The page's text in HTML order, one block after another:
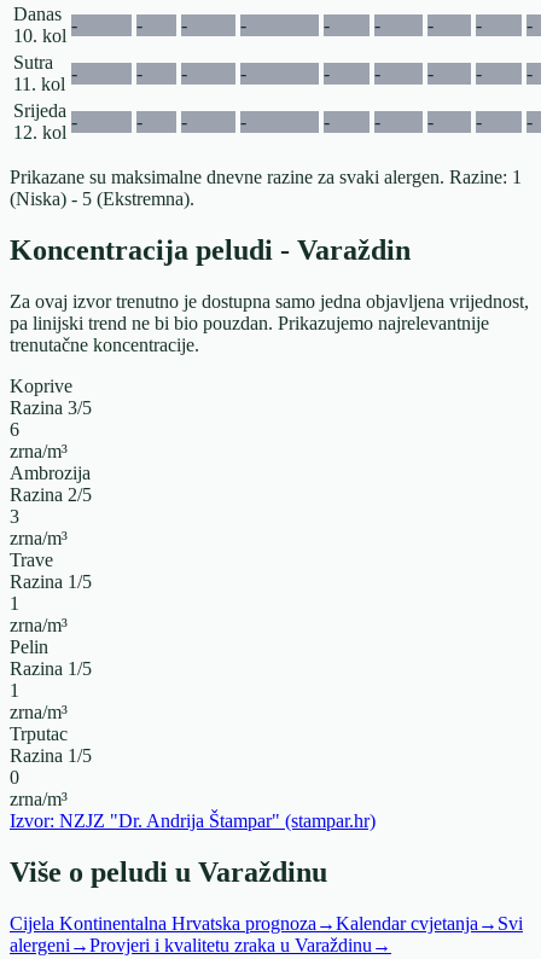
Danas
10. kol
- - - - - - - -
-
Sutra
11. kol
- - - - - - - -
-
Srijeda
12. kol
- - - - - - - - -
Prikazane su maksimalne dnevne razine za svaki alergen. Razine: 1
(Niska) - 5 (Ekstremna).
Koncentracija peludi - Varaždin
Za ovaj izvor trenutno je dostupna samo jedna objavljena vrijednost,
pa linijski trend ne bi bio pouzdan. Prikazujemo najrelevantnije
trenutačne koncentracije.
Koprive
Razina 3/5
6
zrna/m³
Ambrozija
Razina 2/5
3
zrna/m³
Trave
Razina 1/5
1
zrna/m³
Pelin
Razina 1/5
1
zrna/m³
Trputac
Razina 1/5
0
zrna/m³
Izvor: NZJZ "Dr. Andrija Štampar" (stampar.hr)
Više o peludi u Varaždinu
Cijela Kontinentalna Hrvatska prognoza →Kalendar cvjetanja → Svi
alergeni →Provjeri i kvalitetu zraka u Varaždinu →